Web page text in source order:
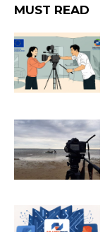
MUST READ